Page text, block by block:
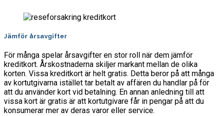
Jämför årsavgifter
För många spelar årsavgifter en stor roll när dem jämför
kreditkort. Årskostnaderna skiljer markant mellan de olika
korten. Vissa kreditkort är helt gratis. Detta beror på att många
av kortutgivarna istället tar betalt av affären du handlar på för
att du använder kort vid betalning. En annan anledning till att
vissa kort är gratis är att kortutgivare får in pengar på att du
konsumerar mer av deras varor eller service.